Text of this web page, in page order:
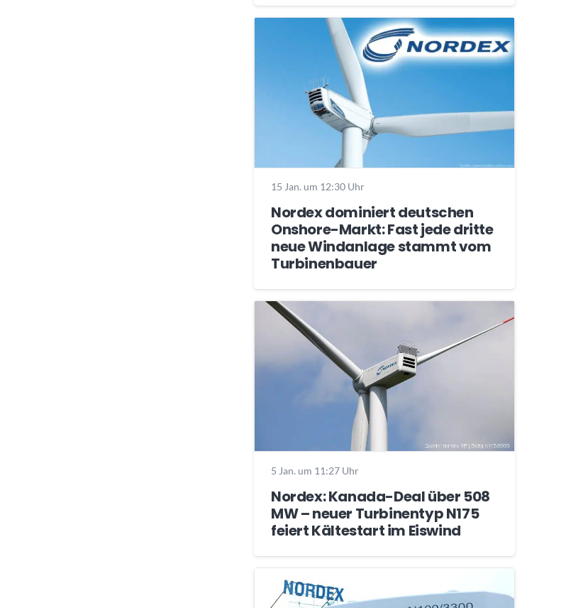
15 Jan. um 12:30 Uhr
Nordex dominiert deutschen
Onshore-Markt: Fast jede dritte
neue Windanlage stammt vom
Turbinenbauer
5 Jan. um 11:27 Uhr
Nordex: Kanada-Deal über 508
MW – neuer Turbinentyp N175
feiert Kältestart im Eiswind